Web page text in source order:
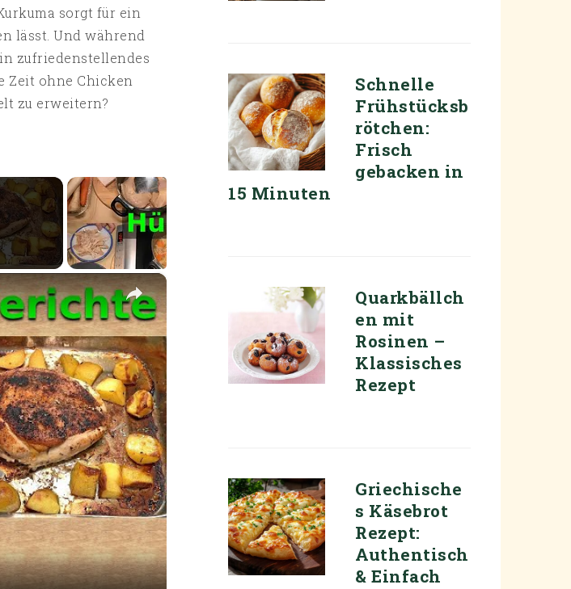
sorgt für ein
lässt. Und während
zufriedenstellendes
Zeit ohne Chicken
zu erweitern?
×
Schnelle
Frühstücksb
rötchen:
Frisch
gebacken in
15 Minuten
Quarkbällch
en mit
Rosinen –
Klassisches
Rezept
Griechische
s Käsebrot
Rezept:
Authentisch
& Einfach